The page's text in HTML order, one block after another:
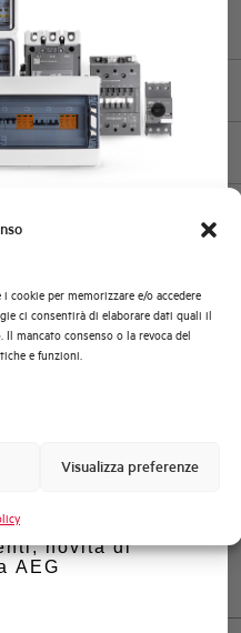
per memorizzare e/o accedere
ci consentirà di elaborare dati quali il
mancato consenso o la revoca del
e funzioni.
Visualizza preferenze
di più?
novità di
AEG